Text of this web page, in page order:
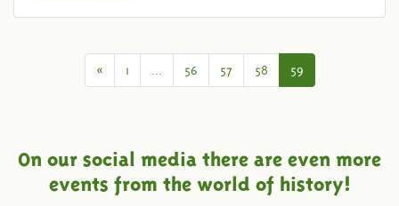
«Vorige
1 56 57 58 59
On our social media there are even more
events from the world of history!